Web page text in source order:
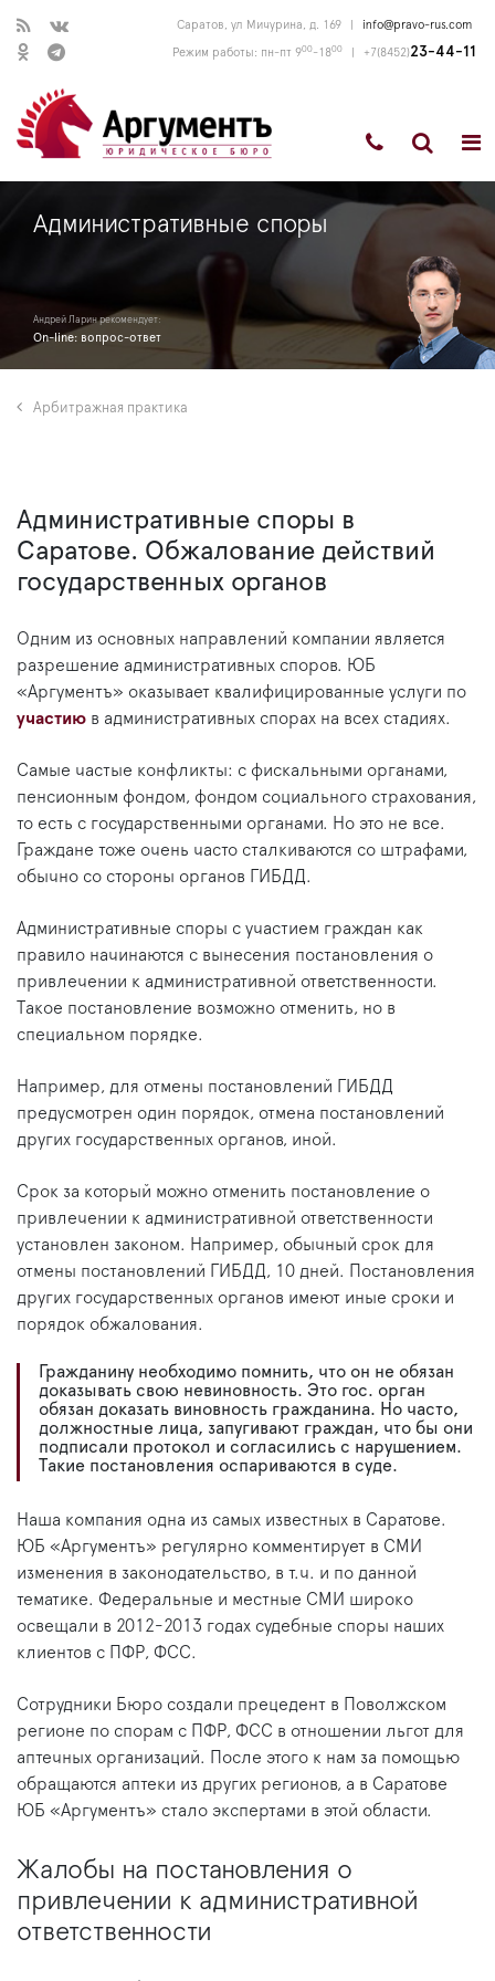
Саратов, ул Мичурина, д. 169 info@pravo-rus.com
Режим работы: пн-пт 900-1800 +7(8452)23-44-11
Административные споры
Андрей Ларин рекомендует:
On-line: вопрос-ответ
Арбитражная практика
Административные споры в
Саратове. Обжалование действий
государственных органов
Одним из основных направлений компании является
разрешение административных споров. ЮБ
«Аргументъ» оказывает квалифицированные услуги по
участию в административных спорах на всех стадиях.
Самые частые конфликты: с фискальными органами,
пенсионным фондом, фондом социального страхования,
то есть с государственными органами. Но это не все.
Граждане тоже очень часто сталкиваются со штрафами,
обычно со стороны органов ГИБДД.
Административные споры с участием граждан как
правило начинаются с вынесения постановления о
привлечении к административной ответственности.
Такое постановление возможно отменить, но в
специальном порядке.
Например, для отмены постановлений ГИБДД
предусмотрен один порядок, отмена постановлений
других государственных органов, иной.
Срок за который можно отменить постановление о
привлечении к административной ответственности
установлен законом. Например, обычный срок для
отмены постановлений ГИБДД, 10 дней. Постановления
других государственных органов имеют иные сроки и
порядок обжалования.
Гражданину необходимо помнить, что он не обязан
доказывать свою невиновность. Это гос. орган
обязан доказать виновность гражданина. Но часто,
должностные лица, запугивают граждан, что бы они
подписали протокол и согласились с нарушением.
Такие постановления оспариваются в суде.
Наша компания одна из самых известных в Саратове.
ЮБ «Аргументъ» регулярно комментирует в СМИ
изменения в законодательство, в т.ч. и по данной
тематике. Федеральные и местные СМИ широко
освещали в 2012-2013 годах судебные споры наших
клиентов с ПФР, ФСС.
Сотрудники Бюро создали прецедент в Поволжском
регионе по спорам с ПФР, ФСС в отношении льгот для
аптечных организаций. После этого к нам за помощью
обращаются аптеки из других регионов, а в Саратове
ЮБ «Аргументъ» стало экспертами в этой области.
Жалобы на постановления о
привлечении к административной
ответственности